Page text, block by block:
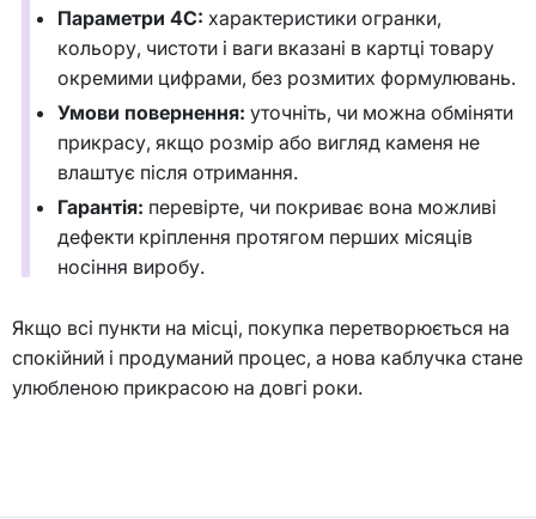
Параметри 4C: характеристики огранки,
кольору, чистоти і ваги вказані в картці товару
окремими цифрами, без розмитих формулювань.
Умови повернення: уточніть, чи можна обміняти
прикрасу, якщо розмір або вигляд каменя не
влаштує після отримання.
Гарантія: перевірте, чи покриває вона можливі
дефекти кріплення протягом перших місяців
носіння виробу.
Якщо всі пункти на місці, покупка перетворюється на
спокійний і продуманий процес, а нова каблучка стане
улюбленою прикрасою на довгі роки.